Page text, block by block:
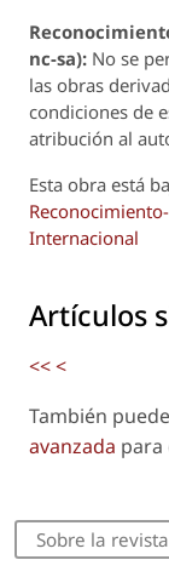
Reconocim
nc-sa): No se
las obras
condiciones de
atribución al
Esta obra está
Internacional
Artículos
<<<
También puede
avanzada para
Sobre la revista